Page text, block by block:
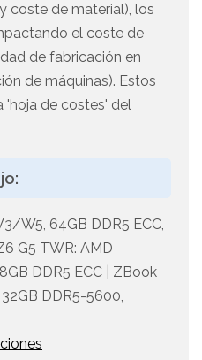
coste de material), los
el coste de
de fabricación en
de máquinas). Estos
'hoja de costes' del
W5, 64GB DDR5 ECC,
G5 TWR: AMD
DDR5 ECC | ZBook
DDR5-5600,